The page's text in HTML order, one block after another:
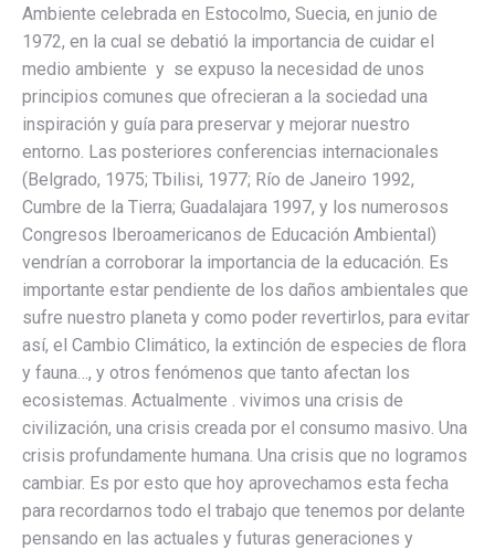
Ambiente celebrada en Estocolmo, Suecia, en junio de
1972, en la cual se debatió la importancia de cuidar el
medio ambiente y se expuso la necesidad de unos
principios comunes que ofrecieran a la sociedad una
inspiración y guía para preservar y mejorar nuestro
entorno. Las posteriores conferencias internacionales
(Belgrado, 1975; Tbilisi, 1977; Río de Janeiro 1992,
Cumbre de la Tierra; Guadalajara 1997, y los numerosos
Congresos Iberoamericanos de Educación Ambiental)
vendrían a corroborar la importancia de la educación. Es
importante estar pendiente de los daños ambientales que
sufre nuestro planeta y como poder revertirlos, para evitar
así, el Cambio Climático, la extinción de especies de flora
y fauna…, y otros fenómenos que tanto afectan los
ecosistemas. Actualmente . vivimos una crisis de
civilización, una crisis creada por el consumo masivo. Una
crisis profundamente humana. Una crisis que no logramos
cambiar. Es por esto que hoy aprovechamos esta fecha
para recordarnos todo el trabajo que tenemos por delante
pensando en las actuales y futuras generaciones y